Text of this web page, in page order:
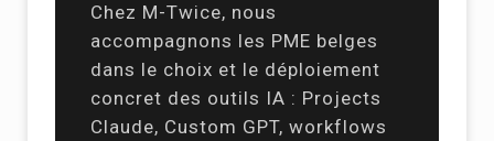
Chez M-Twice, nous
accompagnons les PME belges
dans le choix et le déploiement
concret des outils IA : Projects
Claude, Custom GPT, workflows